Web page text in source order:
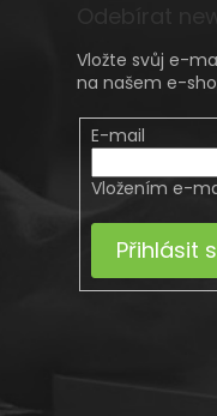
Vložte svůj e-
na našem e-
E-mail
Vložením e-
Přihlásit